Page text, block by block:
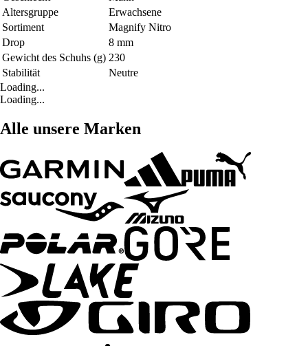
Altersgruppe
Erwachsene
Sortiment
Magnify Nitro
Drop
8 mm
Gewicht des Schuhs (g) 230
Stabilität
Neutre
Loading...
Loading...
Alle unsere Marken